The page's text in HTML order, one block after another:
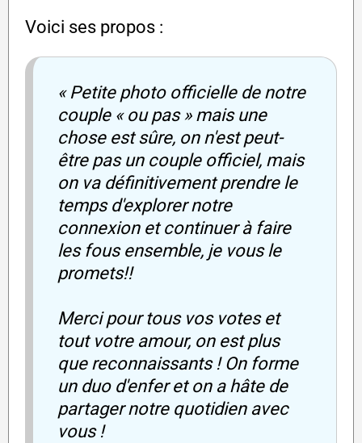
Voici ses propos :
« Petite photo officielle de notre
couple « ou pas » mais une
chose est sûre, on n'est peut-
être pas un couple officiel, mais
on va définitivement prendre le
temps d'explorer notre
connexion et continuer à faire
les fous ensemble, je vous le
promets!!
Merci pour tous vos votes et
tout votre amour, on est plus
que reconnaissants ! On forme
un duo d'enfer et on a hâte de
partager notre quotidien avec
vous !